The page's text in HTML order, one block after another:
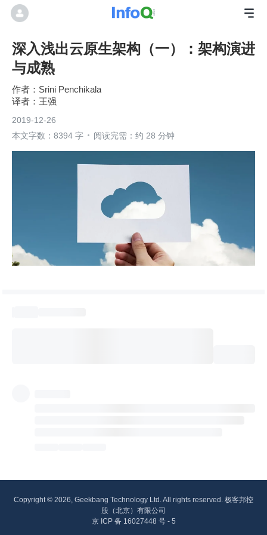
深入浅出云原生架构（一）：架构演进
与成熟
Srini Penchikala
王强
2019-12-26
本文字数：8394 字
阅读完需：约 28 分钟
Copyright © 2026, Geekbang Technology Ltd. All rights reserved. 极客邦控
股（北京）有限公司
京 ICP 备 16027448 号 - 5